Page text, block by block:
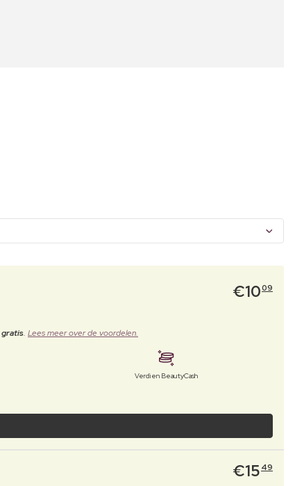
€1009
gratis. Lees meer over de voordelen.
Verdien BeautyCash
€15 49